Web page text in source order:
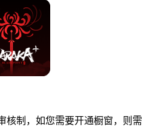
制，如您需要开通橱窗，则需